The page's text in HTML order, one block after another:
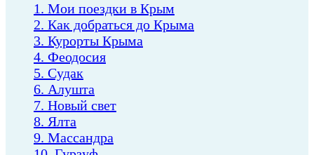
1. Мои поездки в Крым
2. Как добраться до Крыма
3. Курорты Крыма
4. Феодосия
5. Судак
6. Алушта
7. Новый свет
8. Ялта
9. Массандра